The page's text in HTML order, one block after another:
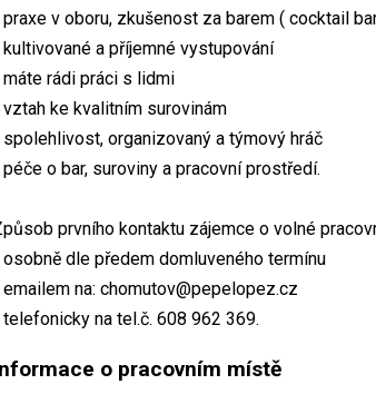
praxe v oboru, zkušenost za barem ( cocktail
kultivované a příjemné vystupování
máte rádi práci s lidmi
vztah ke kvalitním surovinám
spolehlivost, organizovaný a týmový hráč
péče o bar, suroviny a pracovní prostředí.
prvního kontaktu zájemce o volné
osobně dle předem domluveného termínu
emailem na: chomutov@pepelopez.cz
telefonicky na tel.č. 608 962 369.
o pracovním místě